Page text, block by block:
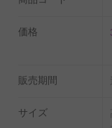
一人で運ぶには非
スタッフが直接お
■■当日配送が可能
※平日15:00までの
価格
販売期間
サイズ